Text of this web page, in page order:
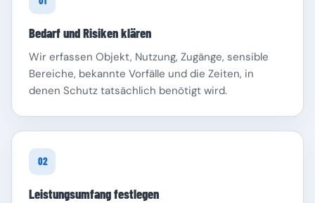
Schleswig-Holstein Thüringen
Bedarf und Risiken klären
Wir erfassen Objekt, Nutzung, Zugänge, sensible
Bereiche, bekannte Vorfälle und die Zeiten, in
denen Schutz tatsächlich benötigt wird.
02
Leistungsumfang festlegen